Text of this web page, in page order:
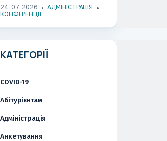
стратегіям реконструкції
складних дефектів обличчя
24. 07. 2026
АДМІНІСТРАЦІЯ
КОНФЕРЕНЦІЇ
КАТЕГОРІЇ
COVID-19
Абітурієнтам
Адміністрація
Анкетування